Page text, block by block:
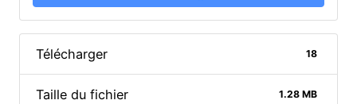
Télécharger 18
Taille du fichier 1.28 MB